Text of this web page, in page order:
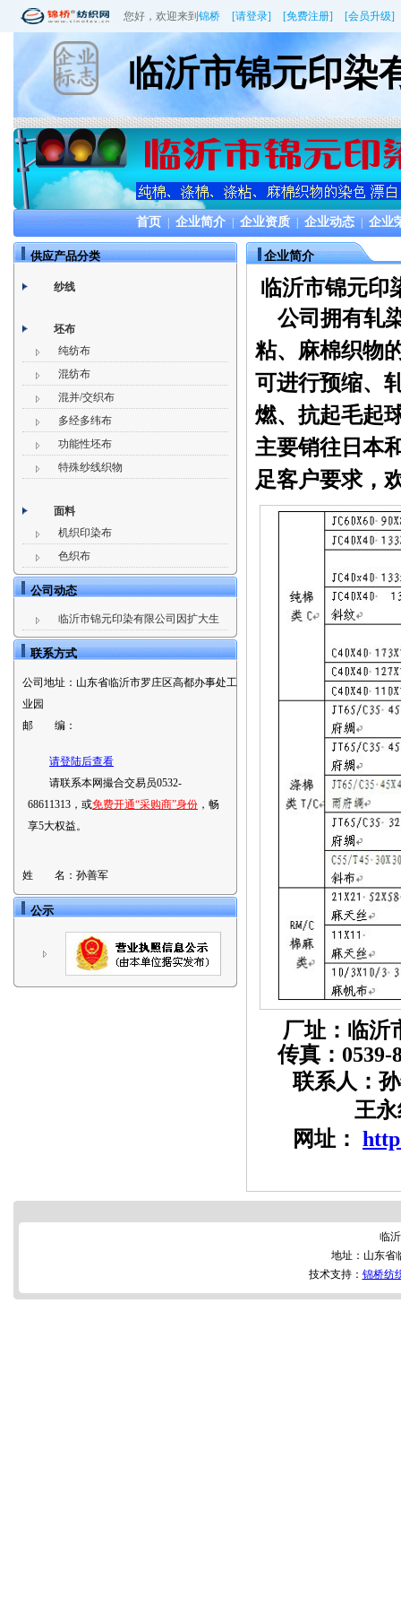
您好，欢迎来到 锦桥 [请登录] [免费注册] [会员升级]
临沂市锦元印染
首页 | 企业简介 | 企业资质 | 企业动态 | 企业
供应产品分类
纱线
坯布
纯纺布
混纺布
混并/交织布
多经多纬布
功能性坯布
特殊纱线织物
面料
机织印染布
色织布
公司动态
临沂市锦元印染有限公司因扩大生
联系方式
公司地址： 山东省临沂市罗庄区高都办事处工
业园
邮 编：
请登陆后查看
请联系本网撮合交易员0532-
68611313，或免费开通“采购商”身份 ，畅
享5大权益。
姓 名： 孙善军
公示
企业简介
临沂市锦元印
公司拥有轧
粘、麻棉织物
可进行预缩、
燃、抗起毛起
主要销往日本
足客户要求，
厂址：临沂
传真： 0539-
联系人：孙
王
网址：
临
地址：山东省
技术支持： 锦桥纺